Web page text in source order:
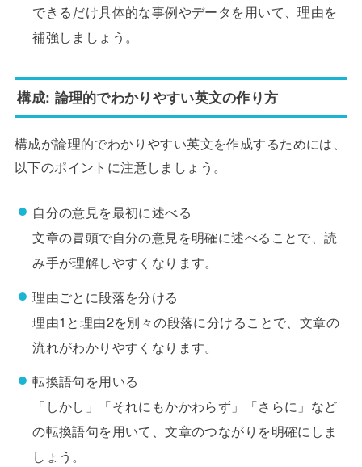
できるだけ具体的な事例やデータを用いて、理由を
補強しましょう。
構成: 論理的でわかりやすい英文の作り方
構成が論理的でわかりやすい英文を作成するためには、
以下のポイントに注意しましょう。
自分の意見を最初に述べる
文章の冒頭で自分の意見を明確に述べることで、読
み手が理解しやすくなります。
理由ごとに段落を分ける
理由1と理由2を別々の段落に分けることで、文章の
流れがわかりやすくなります。
転換語句を用いる
「しかし」「それにもかかわらず」「さらに」など
の転換語句を用いて、文章のつながりを明確にしま
しょう。